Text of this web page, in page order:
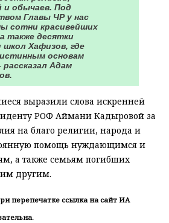
и обычаев. Под
Главы ЧР у нас
сотни красивейших
также десятки
школ Хафизов, где
основам
Адам
выразили слова искренней
РОФ Аймани Кадыровой за
на благо религии, народа и
помощь нуждающимся и
а также семьям погибших
другим.
перепечатке ссылка на сайт ИА